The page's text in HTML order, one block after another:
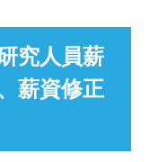
究人員薪
薪資修正